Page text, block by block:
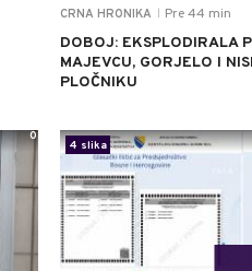
CRNA HRONIKA Pre 44 min
DOBOJ: EKSPLODIRALA
MAJEVCU, GORJELO I
PLOČNIKU
0
4 slika